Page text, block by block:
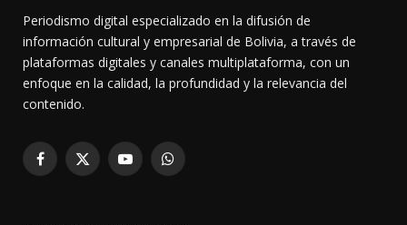
Periodismo digital especializado en la difusión de
información cultural y empresarial de Bolivia, a través de
plataformas digitales y canales multiplataforma, con un
enfoque en la calidad, la profundidad y la relevancia del
contenido.
Facebook
X
YouTubeWhatsApp